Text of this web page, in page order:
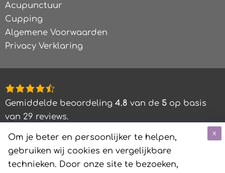
Acupunctuur
Cupping
Algemene Voorwaarden
Privacy Verklaring
4,8
rating
based
12.345
ratings
Gemiddelde beoordeling 4.8 van de 5 op basis
van 29 reviews.
© 2026 MEJALE -VRIENDIN VAN WINSTGEVERS
x
Om je beter en persoonlijker te helpen,
gebruiken wij cookies en vergelijkbare
technieken. Door onze site te bezoeken,